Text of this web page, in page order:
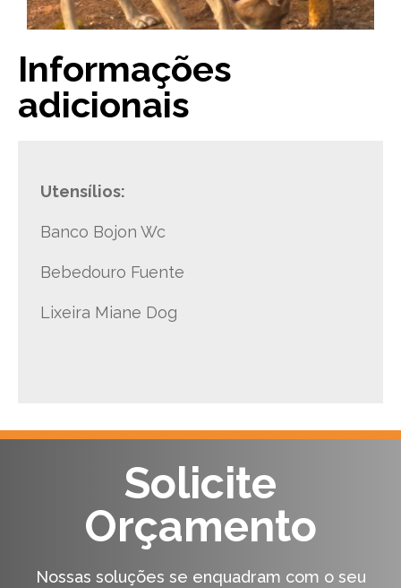
Informações
adicionais
Utensílios:
Banco Bojon Wc
Bebedouro Fuente
Lixeira Miane Dog
Solicite
Orçamento
Nossas soluções se enquadram com o seu